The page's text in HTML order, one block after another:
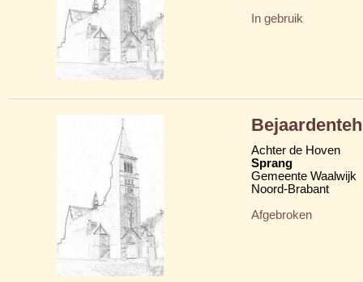
In gebruik
Achter de Hoven
Sprang
Gemeente Waalwijk
Noord-Brabant
Afgebroken